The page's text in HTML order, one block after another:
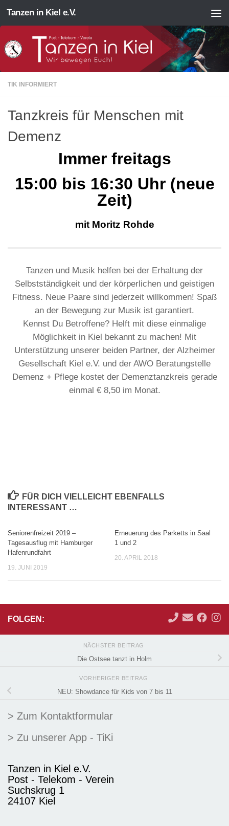
Zum Inhalt springen
Tanzen in Kiel e.V.
TIK INFORMIERT
Tanzkreis für Menschen mit
Demenz
Immer freitags
15:00 bis 16:30 Uhr (neue
Zeit)
mit Moritz Rohde
Tanzen und Musik helfen bei der Erhaltung der
Selbstständigkeit und der körperlichen und geistigen
Fitness. Neue Paare sind jederzeit willkommen! Spaß
an der Bewegung zur Musik ist garantiert.
Kennst Du Betroffene? Helft mit diese einmalige
Möglichkeit in Kiel bekannt zu machen! Mit
Unterstützung unserer beiden Partner, der Alzheimer
Gesellschaft Kiel e.V. und der AWO Beratungstelle
Demenz + Pflege kostet der Demenztanzkreis gerade
einmal € 8,50 im Monat.
FÜR DICH VIELLEICHT EBENFALLS
INTERESSANT …
Seniorenfreizeit 2019 –
Tagesausflug mit Hamburger
Hafenrundfahrt
19. JUNI 2019
Erneuerung des Parketts in Saal
1 und 2
20. APRIL 2018
FOLGEN:
NÄCHSTER BEITRAG
Die Ostsee tanzt in Holm
VORHERIGER BEITRAG
NEU: Showdance für Kids von 7 bis 11
> Zum Kontaktformular
> Zu unserer App - TiKi
Tanzen in Kiel e.V.
Post - Telekom - Verein
Suchskrug 1
24107 Kiel